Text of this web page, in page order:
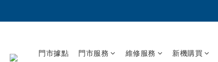
門市據點 門市服務 維修服務 新機購買